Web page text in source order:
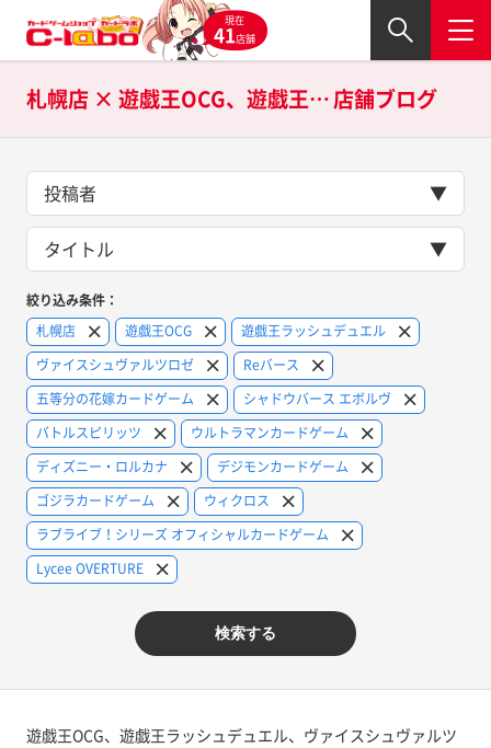
現在
41店舗
札幌店 × 遊戯王OCG、遊戯王ラッシュデュエル、ヴァイスシュヴァルツロゼ、Reバース、五等分の花嫁カードゲーム、シャドウバース エボルヴ、バトルスピリッツ、ウルトラマンカードゲーム、ディズニー・ロルカナ、デジモンカードゲーム、ゴジラカードゲーム、ウィクロス、ラブライブ！シリーズ オフィシャルカードゲーム、Lycee OVERTUREの店舗ブログ
投稿者
タイトル
絞り込み条件：
札幌店
遊戯王OCG
遊戯王ラッシュデュエル
ヴァイスシュヴァルツロゼ
Reバース
五等分の花嫁カードゲーム
シャドウバース エボルヴ
バトルスピリッツ
ウルトラマンカードゲーム
ディズニー・ロルカナ
デジモンカードゲーム
ゴジラカードゲーム
ウィクロス
ラブライブ！シリーズ オフィシャルカードゲーム
Lycee OVERTURE
検索する
遊戯王OCG、遊戯王ラッシュデュエル、ヴァイスシュヴァルツ